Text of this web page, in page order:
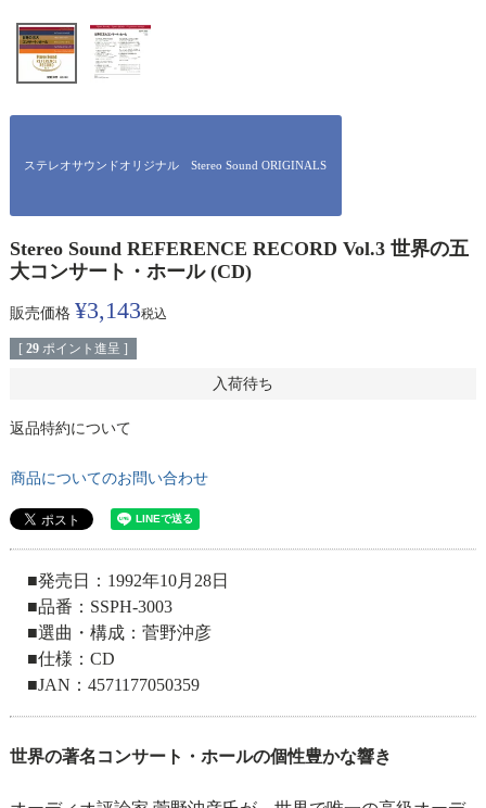
ステレオサウンドオリジナル Stereo Sound ORIGINALS
Stereo Sound REFERENCE RECORD Vol.3 世界の五
大コンサート・ホール (CD)
販売価格 ¥3,143税込
[ 29 ポイント進呈 ]
入荷待ち
返品特約について
商品についてのお問い合わせ
■発売日：1992年10月28日
■品番：SSPH-3003
■選曲・構成：菅野沖彦
■仕様：CD
■JAN：4571177050359
世界の著名コンサート・ホールの個性豊かな響き